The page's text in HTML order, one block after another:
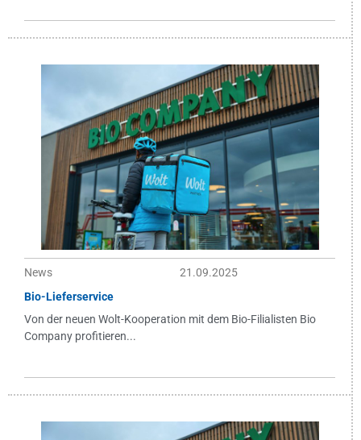
News
21.09.2025
Bio-Lieferservice
Von der neuen Wolt-Kooperation mit dem Bio-Filialisten Bio
Company profitieren...